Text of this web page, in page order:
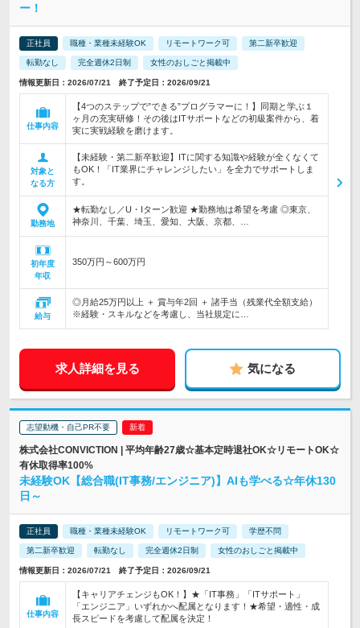
ー！
正社員 職種・業種未経験OK リモートワーク可 第二新卒歓迎
転勤なし 完全週休2日制 女性のおしごと掲載中
情報更新日：2026/07/21 終了予定日：2026/09/21
仕事内容
【4つのステップで”できる”プログラマーに！】同期と学ぶ１
ヶ月の充実研修！その後はITサポートなどの初級案件から、着
実に実戦経験を磨けます。
対象と
なる方
【未経験・第二新卒歓迎】ITに関する知識や経験が全くなくて
もOK！「IT業界にチャレンジしたい」を全力でサポートしま
す。
勤務地
★転勤なし／U・Iターン歓迎 ★勤務地は希望を考慮 ◎東京、
神奈川、千葉、埼玉、愛知、大阪、京都、…
初年度
年収
350万円～600万円
給与
◎月給25万円以上 ＋ 賞与年2回 ＋ 諸手当（残業代全額支給）
※経験・スキルなどを考慮し、当社規定に…
求人詳細を見る 気になる
志望動機・自己PR不要
株式会社CONVICTION | 平均年齢27歳☆基本定時退社OK☆リモートOK☆
有休取得率100%
未経験OK【総合職(IT事務/エンジニア)】AIも学べる☆年休130
日～
正社員 職種・業種未経験OK リモートワーク可 学歴不問
第二新卒歓迎 転勤なし 完全週休2日制 女性のおしごと掲載中
情報更新日：2026/07/21 終了予定日：2026/09/21
仕事内容
【キャリアチェンジもOK！】★「IT事務」「ITサポート」
「エンジニア」いずれかへ配属となります！★希望・適性・成
長スピードを考慮して配属を決定！